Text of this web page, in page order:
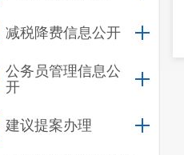
减税降费信息公开
公务员管理信息公
开
建议提案办理